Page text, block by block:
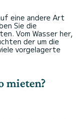
eine andere Art
Sie die
Vom Wasser her,
der um die
vorgelagerte
mieten?